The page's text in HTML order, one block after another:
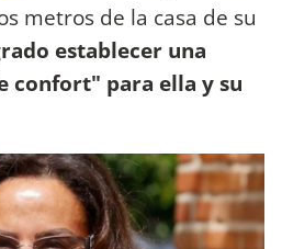
metros de la casa de su
establecer una
confort" para ella y su